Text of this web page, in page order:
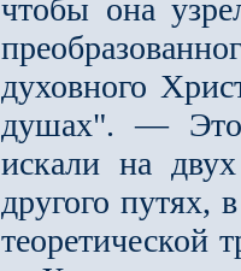
чтобы она
духовного
душах". — Это
искали на
другого путях,
теоретической